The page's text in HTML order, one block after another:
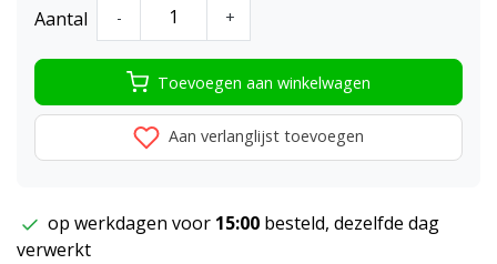
Aantal - +
Toevoegen aan winkelwagen
Aan verlanglijst toevoegen
op werkdagen voor 15:00 besteld, dezelfde dag
verwerkt